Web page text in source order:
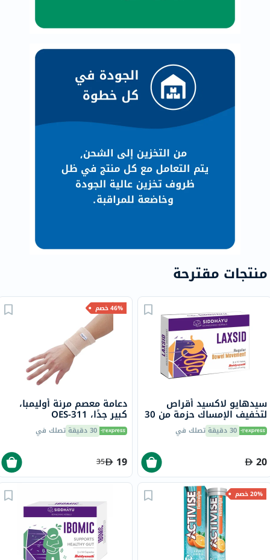
منتجات مقترحة
سيدهايو لاكسيد أقراص
لتخفيف الإمساك حزمة من 30
30 دقيقة تصلك في
20
46% خصم
دعامة معصم مرنة أوليمبا،
كبير جدًا، OES-311
30 دقيقة تصلك في
19
35
20% خصم